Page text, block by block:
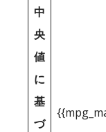
中
央
値
に
基
づ